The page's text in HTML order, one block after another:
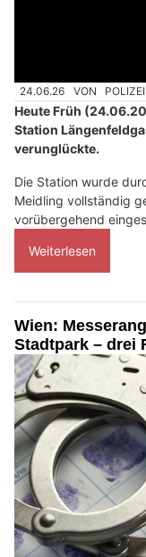
24.06.26 VON
Heute Früh
Station
verunglückte.
Die Station wurde
Meidling vollständig
vorübergehend
Weiterlesen
Wien:
Stadtpark – drei